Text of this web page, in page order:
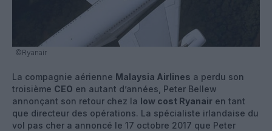
©Ryanair
La compagnie aérienne Malaysia Airlines a perdu son
troisième CEO en autant d’années, Peter Bellew
annonçant son retour chez la low cost Ryanair en tant
que directeur des opérations. La spécialiste irlandaise du
vol pas cher a annoncé le 17 octobre 2017 que Peter